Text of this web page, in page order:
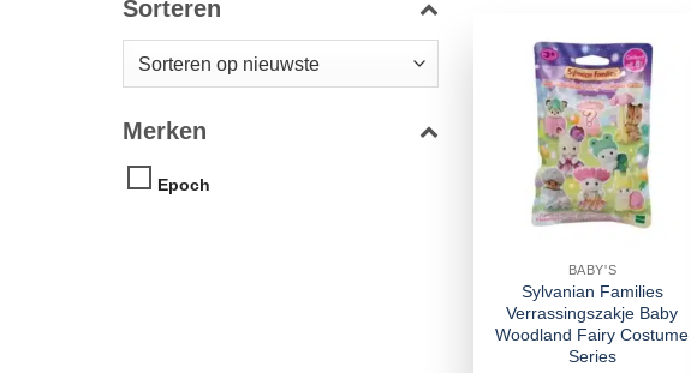
Sorteren
Merken
Epoch
BABY'S
Sylvanian Families
Verrassingszakje Baby
Woodland Fairy Costume
Series